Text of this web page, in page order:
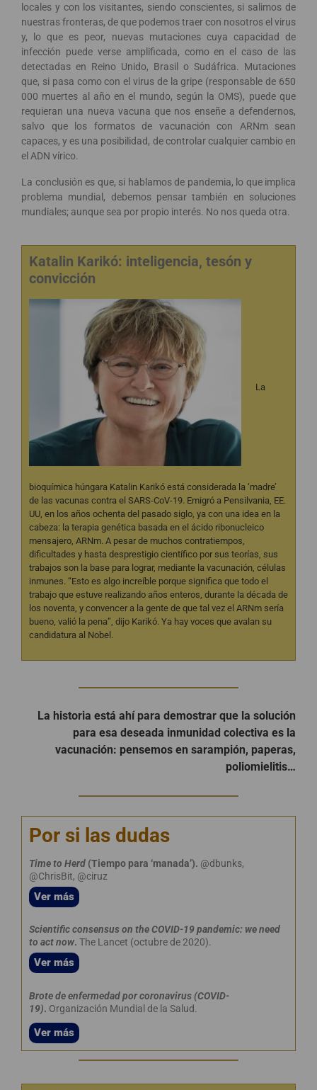
locales y con los visitantes, siendo conscientes, si salimos de
nuestras fronteras, de que podemos traer con nosotros el virus
y, lo que es peor, nuevas mutaciones cuya capacidad de
infección puede verse amplificada, como en el caso de las
detectadas en Reino Unido, Brasil o Sudáfrica. Mutaciones
que, si pasa como con el virus de la gripe (responsable de 650
000 muertes al año en el mundo, según la OMS), puede que
requieran una nueva vacuna que nos enseñe a defendernos,
salvo que los formatos de vacunación con ARNm sean
capaces, y es una posibilidad, de controlar cualquier cambio en
el ADN vírico.
La conclusión es que, si hablamos de pandemia, lo que implica
problema mundial, debemos pensar también en soluciones
mundiales; aunque sea por propio interés. No nos queda otra.
Katalin Karikó: inteligencia, tesón y
convicción
La
bioquímica húngara Katalin Karikó está considerada la ‘madre’
de las vacunas contra el SARS-CoV-19. Emigró a Pensilvania, EE.
UU, en los años ochenta del pasado siglo, ya con una idea en la
cabeza: la terapia genética basada en el ácido ribonucleico
mensajero, ARNm. A pesar de muchos contratiempos,
dificultades y hasta desprestigio científico por sus teorías, sus
trabajos son la base para lograr, mediante la vacunación, células
inmunes. “Esto es algo increíble porque significa que todo el
trabajo que estuve realizando años enteros, durante la década de
los noventa, y convencer a la gente de que tal vez el ARNm sería
bueno, valió la pena”, dijo Karikó. Ya hay voces que avalan su
candidatura al Nobel.
La historia está ahí para demostrar que la solución
para esa deseada inmunidad colectiva es la
vacunación: pensemos en sarampión, paperas,
poliomielitis…
Por si las dudas
Time to Herd (Tiempo para ‘manada’). @dbunks,
@ChrisBit, @ciruz
Ver más
Scientific consensus on the COVID-19 pandemic: we need
to act now. The Lancet (octubre de 2020).
Ver más
Brote de enfermedad por coronavirus (COVID-
19). Organización Mundial de la Salud.
Ver más